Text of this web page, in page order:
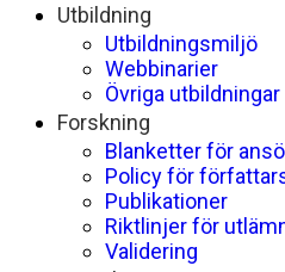
Utbildning
Utbildningsmiljö
Webbinarier
Övriga utbildningar
Forskning
Blanketter för
Policy för
Publikationer
Riktlinjer för
Validering